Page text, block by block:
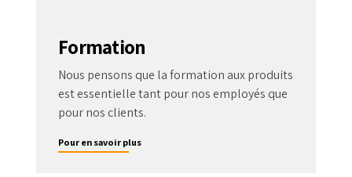
Formation
Nous pensons que la formation aux produits
est essentielle tant pour nos employés que
pour nos clients.
Pour en savoir plus